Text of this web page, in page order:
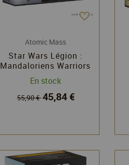
Atomic Mass
Star Wars Légion :
Mandaloriens Warriors
- Extension d'unité
En stock
55,90 €45,84 €